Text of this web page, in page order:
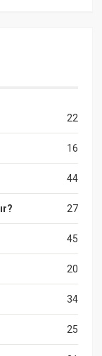
22
16
44
27
45
20
34
25